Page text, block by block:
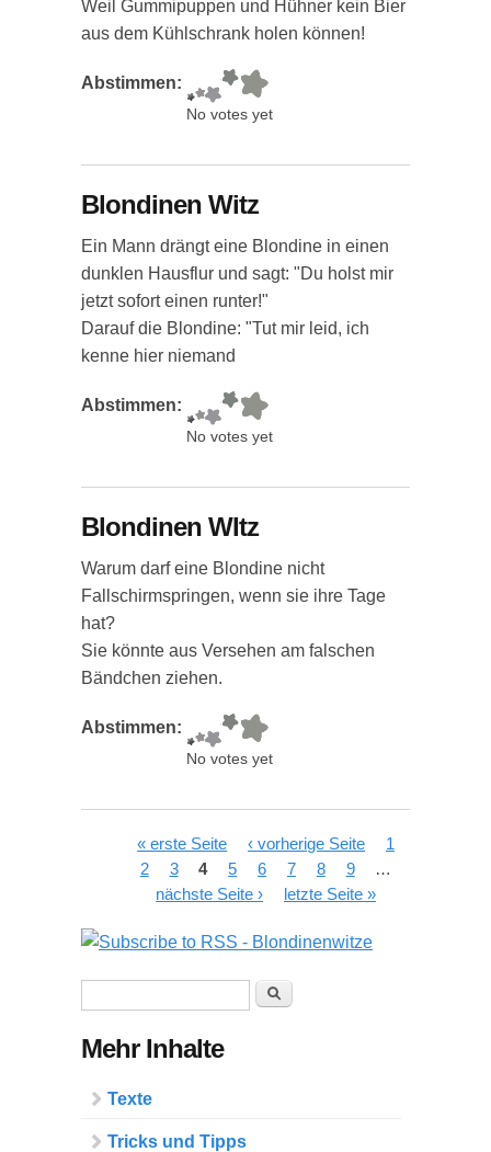
Weil Gummipuppen und Hühner kein Bier
aus dem Kühlschrank holen können!
Abstimmen:
No votes yet
Blondinen Witz
Ein Mann drängt eine Blondine in einen
dunklen Hausflur und sagt: "Du holst mir
jetzt sofort einen runter!"
Darauf die Blondine: "Tut mir leid, ich
kenne hier niemand
Abstimmen:
No votes yet
Blondinen WItz
Warum darf eine Blondine nicht
Fallschirmspringen, wenn sie ihre Tage
hat?
Sie könnte aus Versehen am falschen
Bändchen ziehen.
Abstimmen:
No votes yet
Seiten« erste Seite ‹ vorherige Seite
1
2
3 4 5 6 7 8 9
…
nächste Seite ›
letzte Seite »
Suche
Mehr Inhalte
Texte
Tricks und Tipps